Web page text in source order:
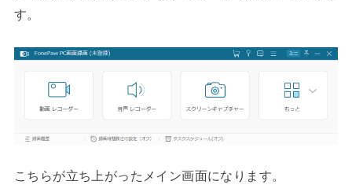
す。
こちらが立ち上がったメイン画面になります。